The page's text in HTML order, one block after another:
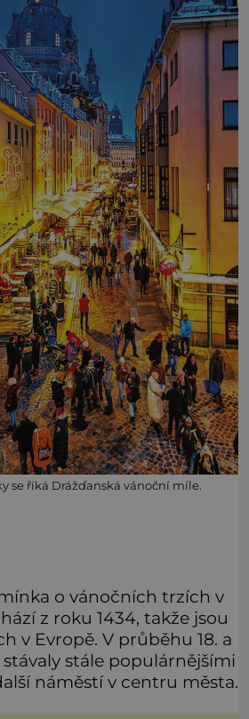
se říká Drážďanská vánoční míle.
o vánočních trzích v
z roku 1434, takže jsou
v Evropě. V průběhu 18. a
stávaly stále populárnějšími
náměstí v centru města.